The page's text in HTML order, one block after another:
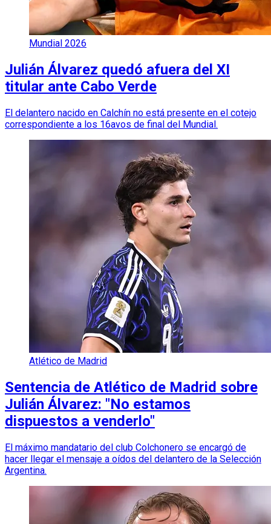
Mundial 2026
Julián Álvarez quedó afuera del XI
titular ante Cabo Verde
El delantero nacido en Calchín no está presente en el cotejo
correspondiente a los 16avos de final del Mundial.
Atlético de Madrid
Sentencia de Atlético de Madrid sobre
Julián Álvarez: "No estamos
dispuestos a venderlo"
El máximo mandatario del club Colchonero se encargó de
hacer llegar el mensaje a oídos del delantero de la Selección
Argentina.